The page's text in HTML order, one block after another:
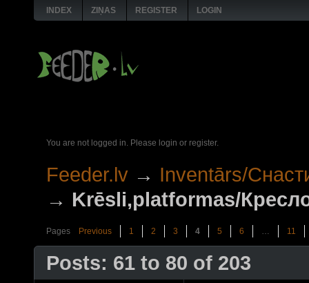
INDEX ZIŅAS REGISTER LOGIN
You are not logged in. Please login or register.
Feeder.lv → Inventārs/
→ Krēsli,platformas/
Pages Previous 1 2 3 4 5 6 … 11
Posts: 61 to 80 of 203